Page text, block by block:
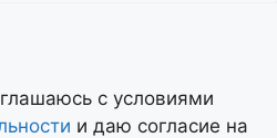
с условиями
и даю согласие на